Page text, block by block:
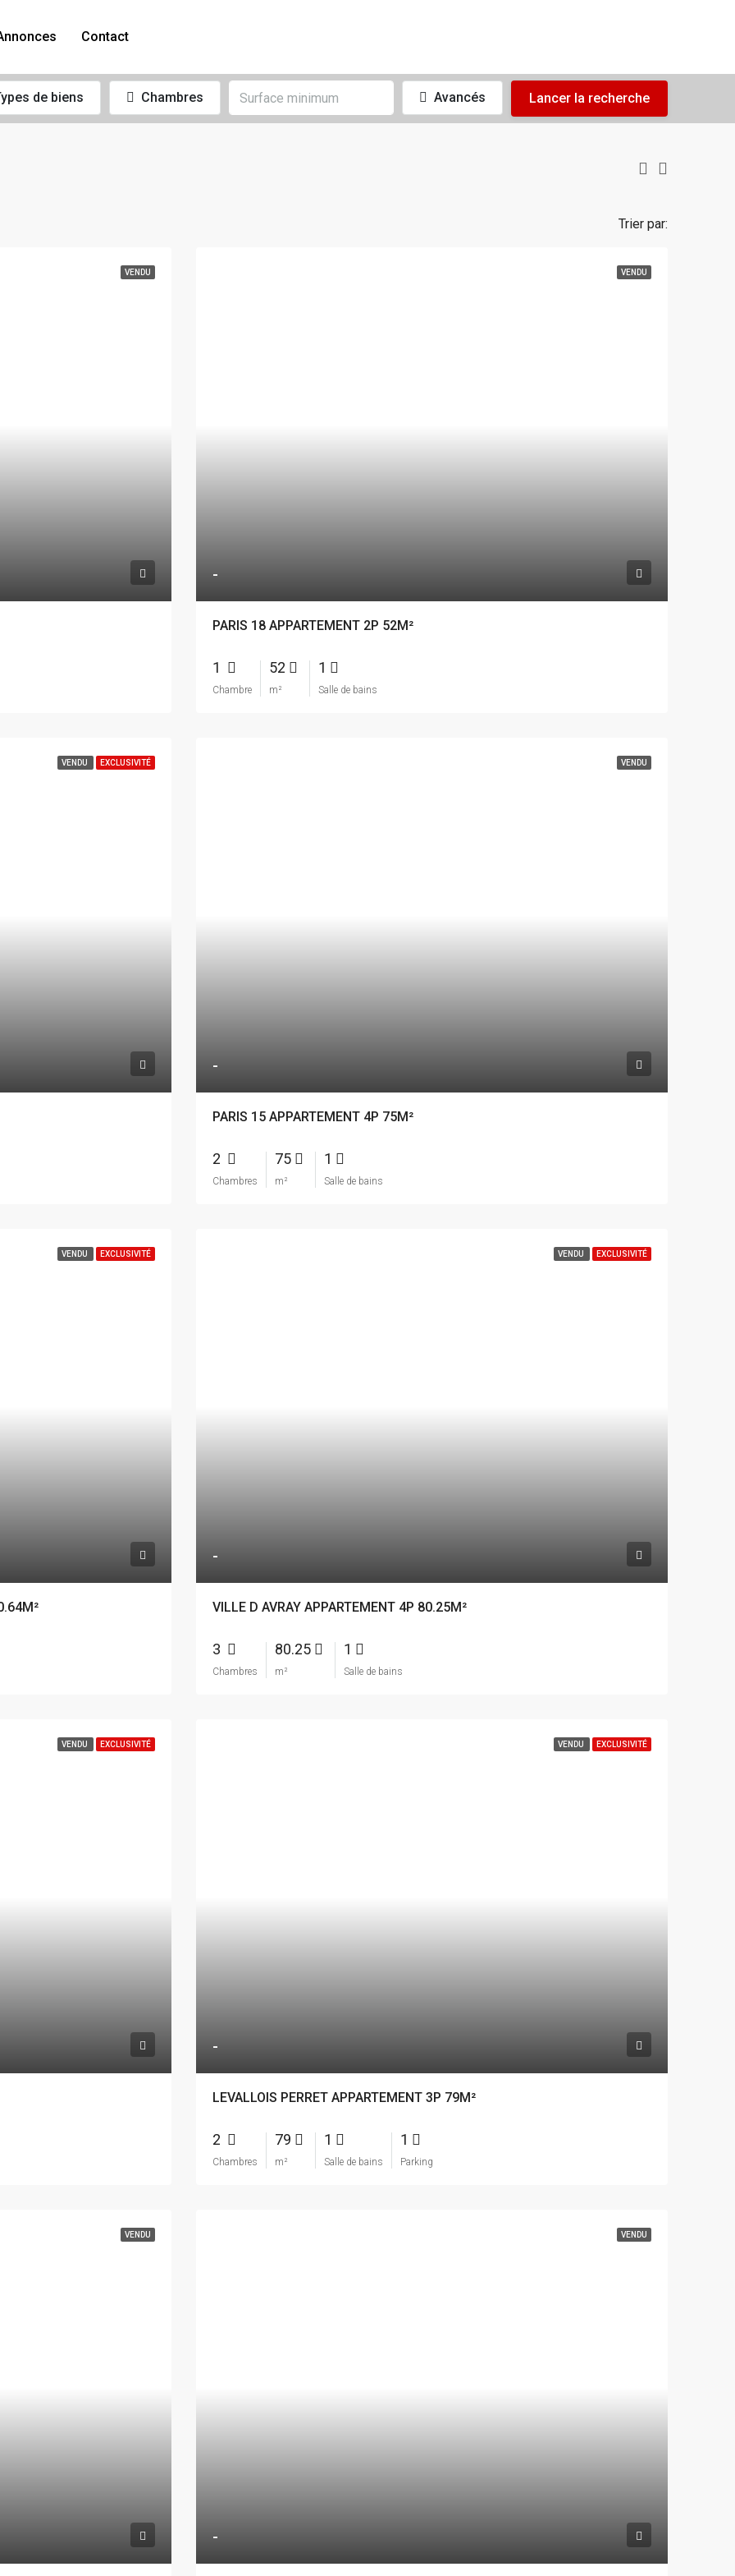
Contact
de biens Chambres Avancés Lancer la recherche
Trier par:
VENDU VENDU
-
PARIS 18 APPARTEMENT 2P 52M²
1
Chambre
52
m²
1
Salle de bains
VENDU EXCLUSIVITÉ VENDU
-
PARIS 15 APPARTEMENT 4P 75M²
2
Chambres
75
m²
1
Salle de bains
VENDU EXCLUSIVITÉ VENDU EXCLUSIVITÉ
-
VILLE D AVRAY APPARTEMENT 4P 80.25M²
3
Chambres
80.25
m²
1
Salle de bains
VENDU EXCLUSIVITÉ VENDU EXCLUSIVITÉ
-
LEVALLOIS PERRET APPARTEMENT 3P 79M²
2
Chambres
79
m²
1
Salle de bains
1
Parking
VENDU VENDU
-